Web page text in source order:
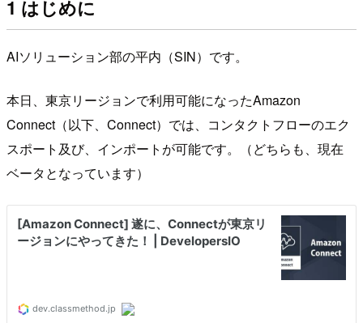
1 はじめに
AIソリューション部の平内（SIN）です。
本日、東京リージョンで利用可能になったAmazon
Connect（以下、Connect）では、コンタクトフローのエク
スポート及び、インポートが可能です。（どちらも、現在
ベータとなっています）